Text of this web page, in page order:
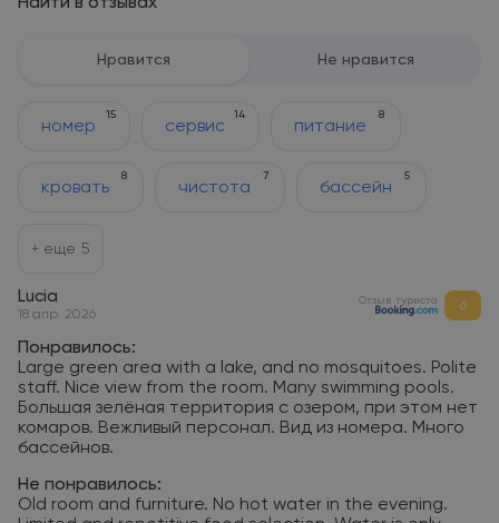
Нравится Не нравится
номер
15
сервис
14
питание
8
кровать
8
чистота
7
бассейн
5
+ еще 5
Lucia
18 апр. 2026
Отзыв туриста 6
Понравилось:
Large green area with a lake, and no mosquitoes. Polite
staff. Nice view from the room. Many swimming pools.
Большая зелёная территория с озером, при этом нет
комаров. Вежливый персонал. Вид из номера. Много
бассейнов.
Не понравилось:
Old room and furniture. No hot water in the evening.